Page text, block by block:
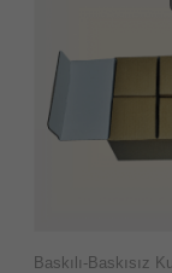
Baskılı-Baskısız